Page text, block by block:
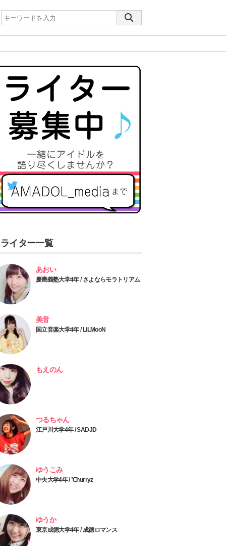
ライター一覧
あおい
慶應義塾大学4年 / さよならモラトリアム
美音
国立音楽大学4年 / LiLMooN
もえのん
つるちゃん
江戸川大学4年 / SADJD
ゆうこみ
中央大学4年 / ℃hurryz
ゆうか
東京成徳大学4年 / 成徳ロマンス